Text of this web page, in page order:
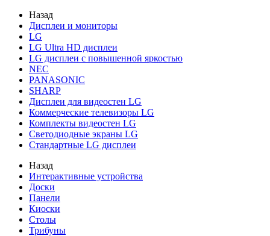
Назад
Дисплеи и мониторы
LG
LG Ultra HD дисплеи
LG дисплеи с повышенной яркостью
NEC
PANASONIC
SHARP
Дисплеи для видеостен LG
Коммерческие телевизоры LG
Комплекты видеостен LG
Светодиодные экраны LG
Стандартные LG дисплеи
Назад
Интерактивные устройства
Доски
Панели
Киоски
Столы
Трибуны